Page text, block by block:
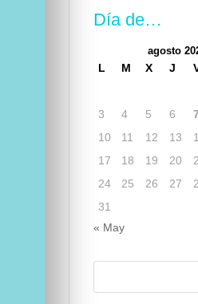
Día de…
agosto
L M X J
3
4 5 6 7
10
11 12 13
17
18 19 20
24
25 26 27
31
« May
Buscar: